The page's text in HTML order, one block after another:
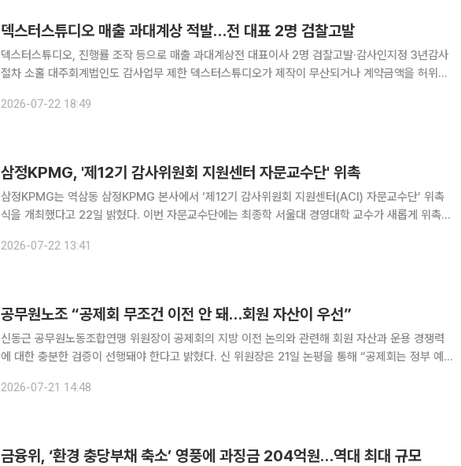
덱스터스튜디오 매출 과대계상 적발…전 대표 2명 검찰고발
덱스터스튜디오, 진행률 조작 등으로 매출 과대계상전 대표이사 2명 검찰고발·감사인지정 3년감사
절차 소홀 대주회계법인도 감사업무 제한 덱스터스튜디오가 제작이 무산되거나 계약금액을 허위로
계상과 외부감사 방해도 함께 지적되면서 전 대표이사 2명에 대한 검찰고발 등 제재
2026-07-22 18:49
삼정KPMG, '제12기 감사위원회 지원센터 자문교수단' 위촉
삼정KPMG는 역삼동 삼정KPMG 본사에서 ‘제12기 감사위원회 지원센터(ACI) 자문교수단’ 위촉
식을 개최했다고 22일 밝혔다. 이번 자문교수단에는 최종학 서울대 경영대학 교수가 새롭게 위촉됐
교수는 연임됐다. 최종학 교수는 증권선물위원회 감리위원회 위원을 역임
2026-07-22 13:41
공무원노조 “공제회 무조건 이전 안 돼…회원 자산이 우선”
신동근 공무원노동조합연맹 위원장이 공제회의 지방 이전 논의와 관련해 회원 자산과 운용 경쟁력
에 대한 충분한 검증이 선행돼야 한다고 밝혔다. 신 위원장은 21일 논평을 통해 “공제회는 정부 예
는 자조기관”이라며 “공제회 자산은 정부나 국토교통부의 돈이 아닌 회원들
2026-07-21 14:48
금융위, ‘환경 충당부채 축소’ 영풍에 과징금 204억원…역대 최대 규모